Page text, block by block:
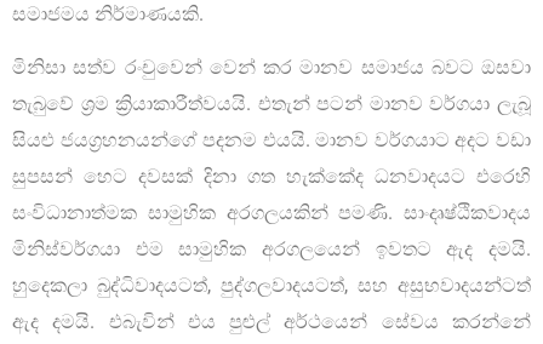
සමාජමය නිර්මාණයකි.
මිනිසා සත්ව රංචුවෙන් වෙන් කර මානව සමාජය බවට ඔසවා
තැබුවේ ශ්‍රම ක්‍රියාකාරීත්වයයි. එතැන් පටන් මානව වර්ගයා ලැබූ
සියළු ජයග්‍රහනයන්ගේ පදනම එයයි. මානව වර්ගයාට අදට වඩා
සුපසන් හෙට දවසක් දිනා ගත හැක්කේද ධනවාදයට එරෙහි
සංවිධානාත්මක සාමුහික අරගලයකින් පමණි. සාංදෘෂ්ඨිකවාදය
මිනිස්වර්ගයා එම සාමුහික අරගලයෙන් ඉවතට ඇද දමයි.
හුදෙකලා බුද්ධිවාදයටත්, පුද්ගලවාදයටත්, සහ අසුභවාදයන්ටත්
ඇද දමයි. එබැවින් එය පුළුල් අර්ථයෙන් සේවය කරන්නේ